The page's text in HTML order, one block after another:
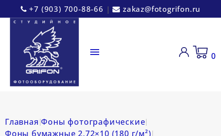
+7 (903) 700-88-66 | zakaz@fotogrifon.ru
 0
Главная Фоны фотографические
Фоны бумажные 2,72×10 (180 г/м²)